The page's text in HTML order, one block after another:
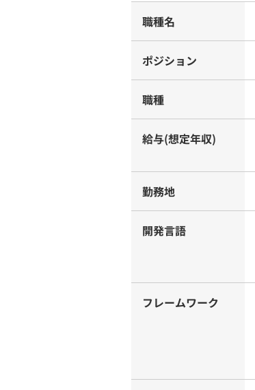
職種名
ポジション
職種
給与(想定年収)
勤務地
開発言語
フレームワーク